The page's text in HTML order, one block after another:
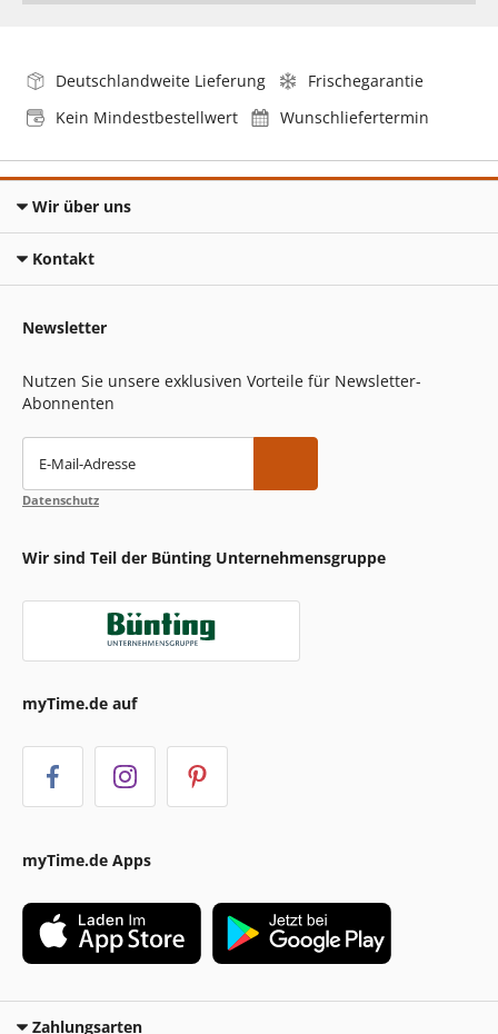
Deutschlandweite Lieferung
Frischegarantie
Kein Mindestbestellwert
Wunschliefertermin
Wir über uns
Kontakt
Newsletter
Nutzen Sie unsere exklusiven Vorteile für Newsletter-
Abonnenten
E-Mail-Adresse
Datenschutz
Wir sind Teil der Bünting Unternehmensgruppe
myTime.de auf
myTime.de Apps
Zahlungsarten